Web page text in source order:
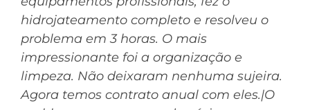
hidrojateamento completo e resolveu o
problema em 3 horas. O mais
impressionante foi a organização e
limpeza. Não deixaram nenhuma sujeira.
Agora temos contrato anual com eles.|O